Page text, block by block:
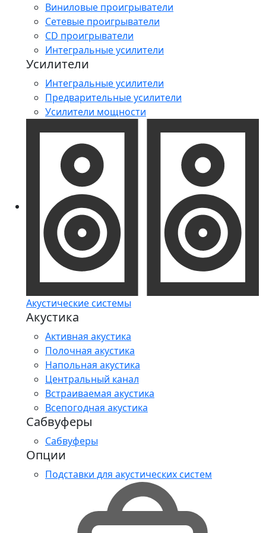
Виниловые проигрыватели
Сетевые проигрыватели
CD проигрыватели
Интегральные усилители
Усилители
Интегральные усилители
Предварительные усилители
Усилители мощности
Акустические системы
Акустика
Активная акустика
Полочная акустика
Напольная акустика
Центральный канал
Встраиваемая акустика
Всепогодная акустика
Сабвуферы
Сабвуферы
Опции
Подставки для акустических систем